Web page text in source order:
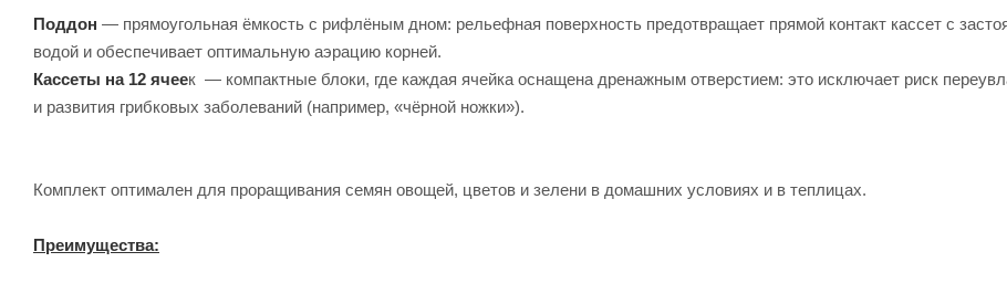
Поддон — прямоугольная ёмкость с рифлёным дном: рельефная поверхность предотвращает прямой контакт кассет с
водой и обеспечивает оптимальную аэрацию корней.
Кассеты на 12 ячеек — компактные блоки, где каждая ячейка оснащена дренажным отверстием: это исключает риск
и развития грибковых заболеваний (например, «чёрной ножки»).
Комплект оптимален для проращивания семян овощей, цветов и зелени в домашних условиях и в теплицах.
Преимущества: